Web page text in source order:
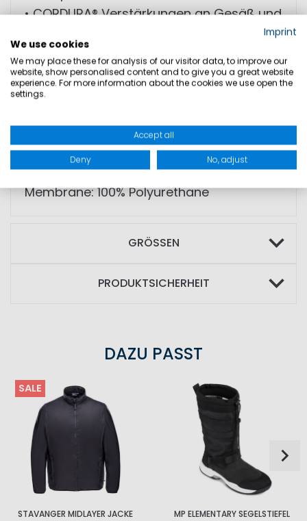
• CORDURA® Verstärkungen an Gesäß und
• Verstellbar an Hüfte und
Beinabschlüssen
• Große Beintasche
MATERIAL: Außenmaterial: 100% Polyamide;
Beschichtung: 100% Polyurethane;
Membrane: 100% Polyurethane
GRÖSSEN
PRODUKTSICHERHEIT
DAZU PASST
SALE
STAVANGER MIDLAYER JACKE MP ELEMENTARY SEGELSTIEFEL
Imprint
We use cookies
We may place these for analysis of our visitor data, to improve our
website, show personalised content and to give you a great website
experience. For more information about the cookies we use open the
settings.
Accept all
Deny No, adjust